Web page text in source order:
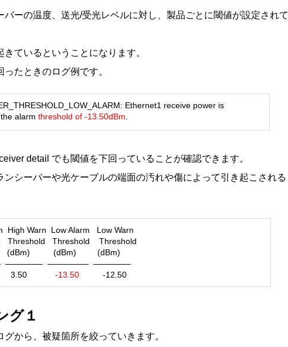
ーの温度、送光/受光レベルに対し、製品ごとに閾値が設定されて
ているということになります。
たときのログ例です。
Ethernet1 receive power is
the alarmthreshold of -13.50dBm
detail でも閾値を下回っていることが確認できます。
シーバーや光ケーブルの端面の汚れや傷によって引き起こされる
Low Alarm Low Warn
Threshold Threshold
(dBm) (dBm)
————— ————–
3.50 -13.50-12.50
グ１
から、被疑箇所を絞っていきます。